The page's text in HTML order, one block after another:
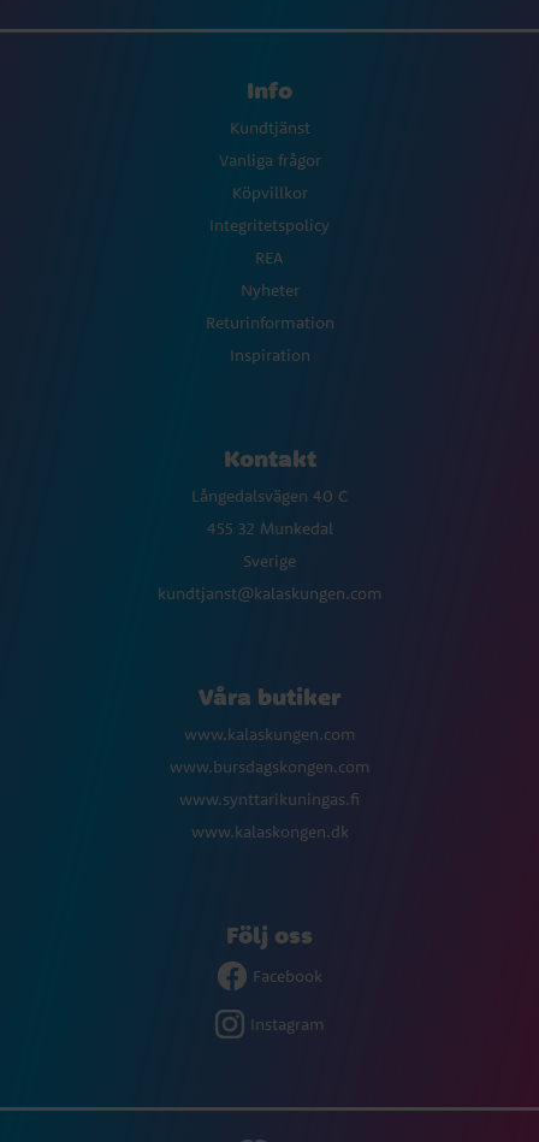
Info
Kundtjänst
Vanliga frågor
Köpvillkor
Integritetspolicy
REA
Nyheter
Returinformation
Inspiration
Kontakt
Långedalsvägen 40 C
455 32 Munkedal
Sverige
kundtjanst@kalaskungen.com
Våra butiker
www.kalaskungen.com
www.bursdagskongen.com
www.synttarikuningas.fi
www.kalaskongen.dk
Följ oss
Facebook
Instagram